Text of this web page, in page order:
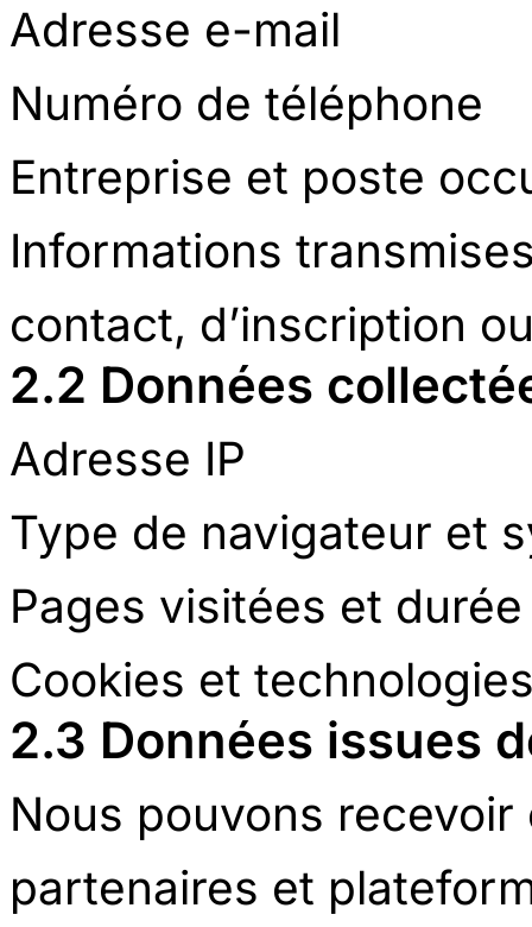
Adresse e-mail
Numéro de téléphone
Entreprise et poste
Informations
contact, d’inscription
2.2 Données
Adresse IP
Type de navigateur et
Pages visitées et
Cookies et
2.3 Données issues
Nous pouvons
partenaires et